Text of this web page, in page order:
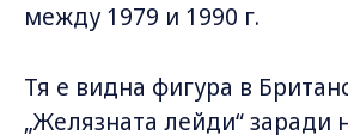
между 1979 и 1990 г.
Тя е видна фигура в
„Желязната лейди“ заради